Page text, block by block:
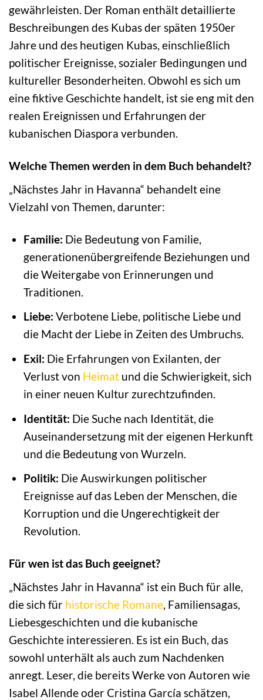
gewährleisten. Der Roman enthält detaillierte
Beschreibungen des Kubas der späten 1950er
Jahre und des heutigen Kubas, einschließlich
politischer Ereignisse, sozialer Bedingungen und
kultureller Besonderheiten. Obwohl es sich um
eine fiktive Geschichte handelt, ist sie eng mit den
realen Ereignissen und Erfahrungen der
kubanischen Diaspora verbunden.
Welche Themen werden in dem Buch behandelt?
„Nächstes Jahr in Havanna“ behandelt eine
Vielzahl von Themen, darunter:
Familie: Die Bedeutung von Familie,
generationenübergreifende Beziehungen und
die Weitergabe von Erinnerungen und
Traditionen.
Liebe: Verbotene Liebe, politische Liebe und
die Macht der Liebe in Zeiten des Umbruchs.
Exil: Die Erfahrungen von Exilanten, der
Verlust von Heimatund die Schwierigkeit, sich
in einer neuen Kultur zurechtzufinden.
Identität: Die Suche nach Identität, die
Auseinandersetzung mit der eigenen Herkunft
und die Bedeutung von Wurzeln.
Politik: Die Auswirkungen politischer
Ereignisse auf das Leben der Menschen, die
Korruption und die Ungerechtigkeit der
Revolution.
Für wen ist das Buch geeignet?
„Nächstes Jahr in Havanna“ ist ein Buch für alle,
die sich für historische Romane , Familiensagas,
Liebesgeschichten und die kubanische
Geschichte interessieren. Es ist ein Buch, das
sowohl unterhält als auch zum Nachdenken
anregt. Leser, die bereits Werke von Autoren wie
Isabel Allende oder Cristina García schätzen,